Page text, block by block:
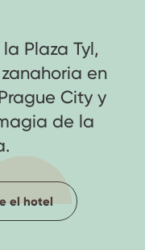
Plaza Tyl,
en
City y
de la
el hotel